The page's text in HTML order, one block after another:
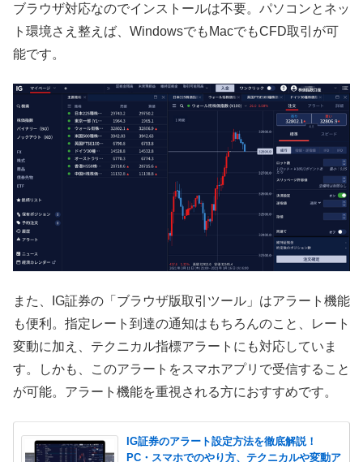
ブラウザ対応なのでインストールは不要。パソコンとネッ
ト環境さえ整えば、WindowsでもMacでもCFD取引が可
能です。
また、IG証券の「ブラウザ版取引ツール」はアラート機能
も便利。指定レート到達の通知はもちろんのこと、レート
変動に加え、テクニカル指標アラートにも対応していま
す。しかも、このアラートをスマホアプリで受信すること
が可能。アラート機能を重視される方におすすめです。
IG証券のアラート設定方法を徹底解説！
PC・スマホでのやり方、テクニカルや変動ア